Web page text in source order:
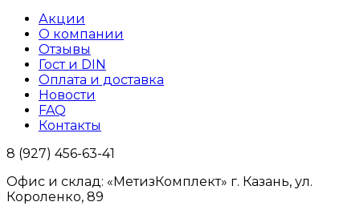
Акции
О компании
Отзывы
Гост и DIN
Оплата и доставка
Новости
FAQ
Контакты
8 (927) 456-63-41
Офис и склад: «МетизКомплект» г. Казань, ул.
Короленко, 89